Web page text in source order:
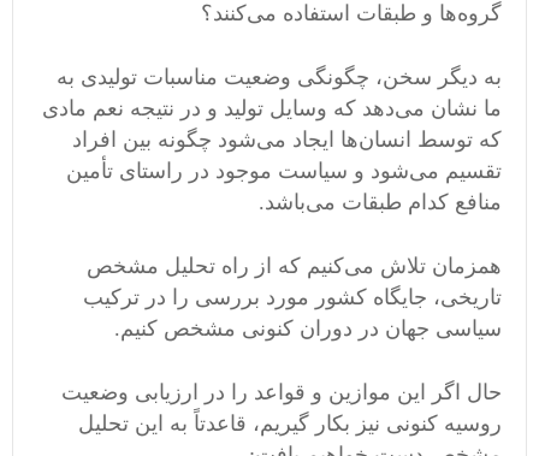
گروه‌ها ‌و طبقات استفاده می‌کنند؟
به دیگر سخن، چگونگی وضعیت مناسبات تولیدی به
ما نشان می‌دهد که وسایل تولید و در نتیجه نعم مادی
که توسط انسان‌ها ‌ایجاد می‌شود چگونه بین افراد
تقسیم می‌شود و سیاست موجود در راستای تأمین
منافع کدام طبقات می‌باشد.
همزمان تلاش می‌کنیم که از راه تحلیل مشخص
تاریخی، جایگاه کشور مورد بررسی را در ترکیب
سیاسی جهان در دوران کنونی مشخص کنیم.
حال اگر این موازین و قواعد را در ارزیابی وضعیت
روسیه کنونی نیز بکار گیریم، قاعدتاً به این تحلیل